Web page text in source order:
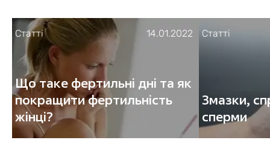
Статті 14.01.2022
Що таке фертильні дні та як
покращити фертильність
жінці?
Статті
Змазки,
сперми